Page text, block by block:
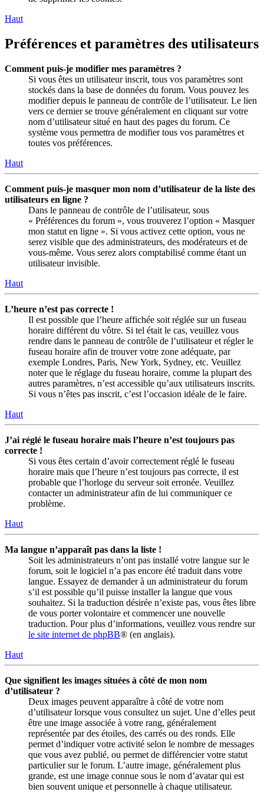
Haut
Préférences et paramètres des utilisateurs
Comment puis-je modifier mes paramètres ?
Si vous êtes un utilisateur inscrit, tous vos paramètres sont
stockés dans la base de données du forum. Vous pouvez les
modifier depuis le panneau de contrôle de l’utilisateur. Le lien
vers ce dernier se trouve généralement en cliquant sur votre
nom d’utilisateur situé en haut des pages du forum. Ce
système vous permettra de modifier tous vos paramètres et
toutes vos préférences.
Haut
Comment puis-je masquer mon nom d’utilisateur de la liste des
utilisateurs en ligne ?
Dans le panneau de contrôle de l’utilisateur, sous
« Préférences du forum », vous trouverez l’option « Masquer
mon statut en ligne ». Si vous activez cette option, vous ne
serez visible que des administrateurs, des modérateurs et de
vous-même. Vous serez alors comptabilisé comme étant un
utilisateur invisible.
Haut
L’heure n’est pas correcte !
Il est possible que l’heure affichée soit réglée sur un fuseau
horaire différent du vôtre. Si tel était le cas, veuillez vous
rendre dans le panneau de contrôle de l’utilisateur et régler le
fuseau horaire afin de trouver votre zone adéquate, par
exemple Londres, Paris, New York, Sydney, etc. Veuillez
noter que le réglage du fuseau horaire, comme la plupart des
autres paramètres, n’est accessible qu’aux utilisateurs inscrits.
Si vous n’êtes pas inscrit, c’est l’occasion idéale de le faire.
Haut
J’ai réglé le fuseau horaire mais l’heure n’est toujours pas
correcte !
Si vous êtes certain d’avoir correctement réglé le fuseau
horaire mais que l’heure n’est toujours pas correcte, il est
probable que l’horloge du serveur soit erronée. Veuillez
contacter un administrateur afin de lui communiquer ce
problème.
Haut
Ma langue n’apparaît pas dans la liste !
Soit les administrateurs n’ont pas installé votre langue sur le
forum, soit le logiciel n’a pas encore été traduit dans votre
langue. Essayez de demander à un administrateur du forum
s’il est possible qu’il puisse installer la langue que vous
souhaitez. Si la traduction désirée n’existe pas, vous êtes libre
de vous porter volontaire et commencer une nouvelle
traduction. Pour plus d’informations, veuillez vous rendre sur
le site internet de phpBB® (en anglais).
Haut
Que signifient les images situées à côté de mon nom
d’utilisateur ?
Deux images peuvent apparaître à côté de votre nom
d’utilisateur lorsque vous consultez un sujet. Une d’elles peut
être une image associée à votre rang, généralement
représentée par des étoiles, des carrés ou des ronds. Elle
permet d’indiquer votre activité selon le nombre de messages
que vous avez publié, ou permet de différencier votre statut
particulier sur le forum. L’autre image, généralement plus
grande, est une image connue sous le nom d’avatar qui est
bien souvent unique et personnelle à chaque utilisateur.